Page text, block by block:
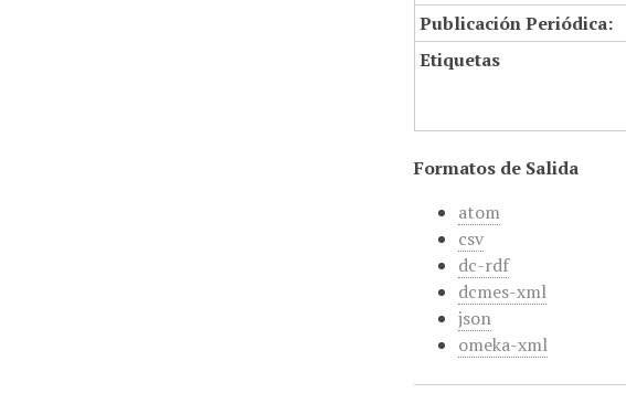
Publicación Periódica:
Etiquetas
Formatos de Salida
atom
csv
dc-rdf
dcmes-xml
json
omeka-xml